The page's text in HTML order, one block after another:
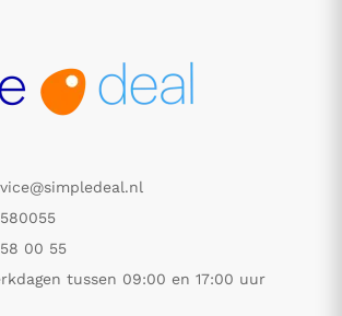
00 55
tussen 09:00 en 17:00 uur